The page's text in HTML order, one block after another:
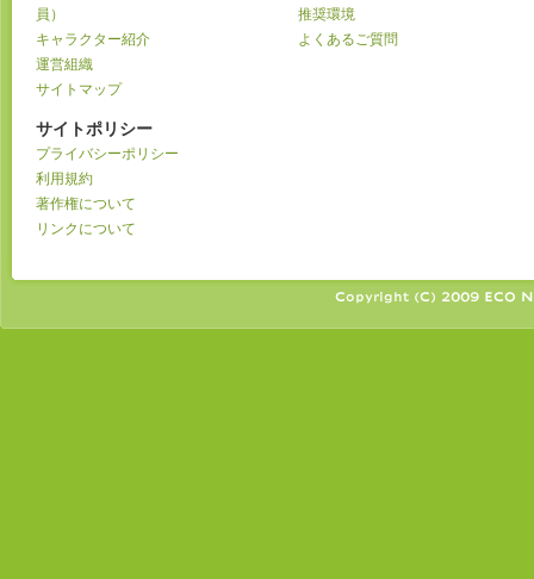
員）
キャラクター紹介
運営組織
サイトマップ
サイトポリシー
プライバシーポリシー
利用規約
著作権について
リンクについて
推奨環境
よくあるご質問